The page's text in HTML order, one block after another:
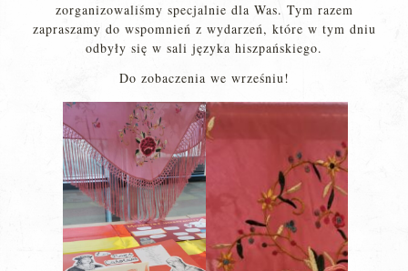
zorganizowaliśmy specjalnie dla Was. Tym razem
zapraszamy do wspomnień z wydarzeń, które w tym dniu
odbyły się w sali języka hiszpańskiego.
Do zobaczenia we wrześniu!